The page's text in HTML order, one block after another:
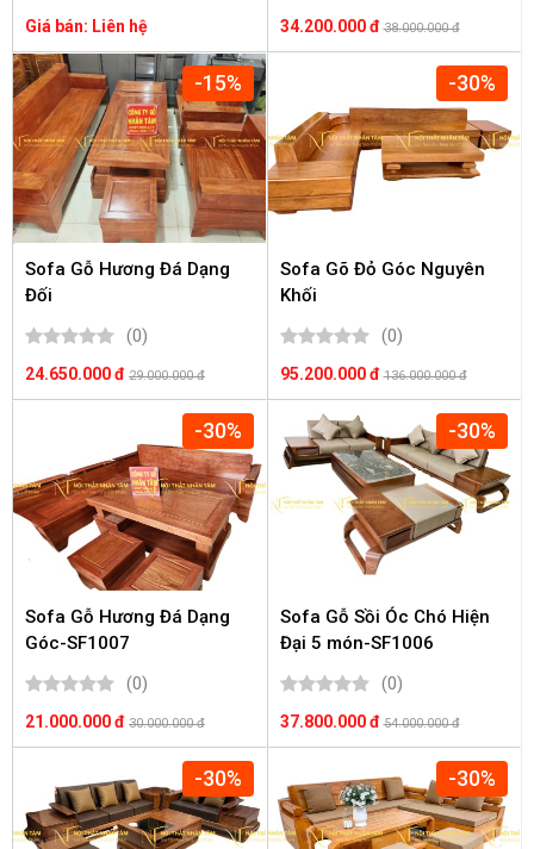
Giá bán: Liên hệ 34.200.000 đ38.000.000 đ
-15%
Sofa Gỗ Hương Đá Dạng
Đối
(0)
24.650.000 đ 29.000.000 đ
-30%
Sofa Gõ Đỏ Góc Nguyên
Khối
(0)
95.200.000 đ136.000.000 đ
-30%
Sofa Gỗ Hương Đá Dạng
Góc-SF1007
(0)
21.000.000 đ 30.000.000 đ
-30%
Sofa Gỗ Sồi Óc Chó Hiện
Đại 5 món-SF1006
(0)
37.800.000 đ54.000.000 đ
-30% -30%